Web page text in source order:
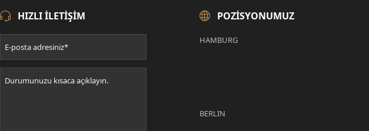
HIZLI ILETIŞIM POZISYONUMUZ
HAMBURG
BERLIN